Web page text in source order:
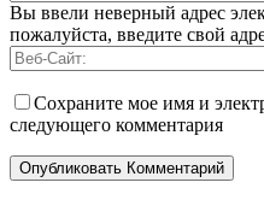
Вы ввели неверный адрес
пожалуйста, введите свой
Сохраните мое имя и
следующего комментария